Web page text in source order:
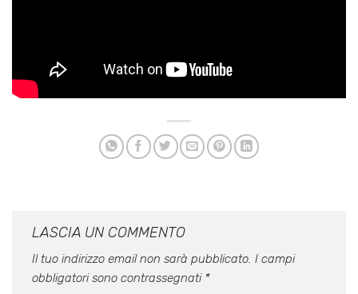
LASCIA UN COMMENTO
Il tuo indirizzo email non sarà pubblicato. I campi
obbligatori sono contrassegnati *